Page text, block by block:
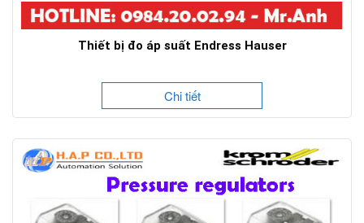
Thiết bị đo áp suất Endress Hauser
Chi tiết